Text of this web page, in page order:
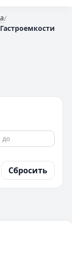
/
Гастроемкости
Сбросить